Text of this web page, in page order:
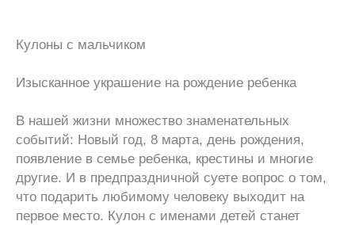
Кулоны с мальчиком
Изысканное украшение на рождение ребенка
В нашей жизни множество знаменательных
событий: Новый год, 8 марта, день рождения,
появление в семье ребенка, крестины и многие
другие. И в предпраздничной суете вопрос о том,
что подарить любимому человеку выходит на
первое место. Кулон с именами детей станет